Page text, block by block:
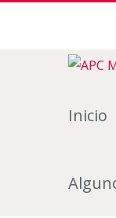
Inicio